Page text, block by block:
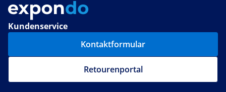
Kundenservice
Kontaktformular
Retourenportal